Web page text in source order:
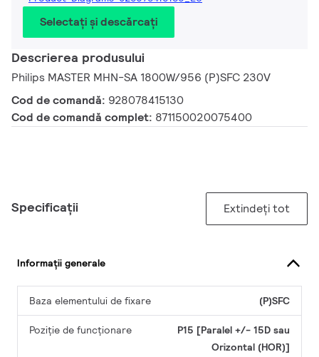
Selectați și descărcați
Descrierea produsului
Philips MASTER MHN-SA 1800W/956 (P)SFC 230V
Cod de comandă: 928078415130
Cod de comandă complet: 871150020075400
Specificații Extindeți tot
Informații generale
Baza elementului de fixare (P)SFC
Poziție de funcționare
P15 [Paralel +/- 15D sau
Orizontal (HOR)]